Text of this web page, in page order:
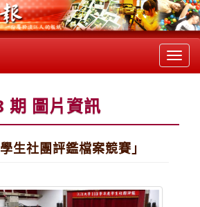
期 圖片資訊
生社團評鑑檔案競賽」